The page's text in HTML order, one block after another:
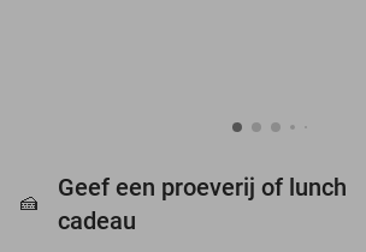
🍰
Geef een proeverij of lunch
cadeau